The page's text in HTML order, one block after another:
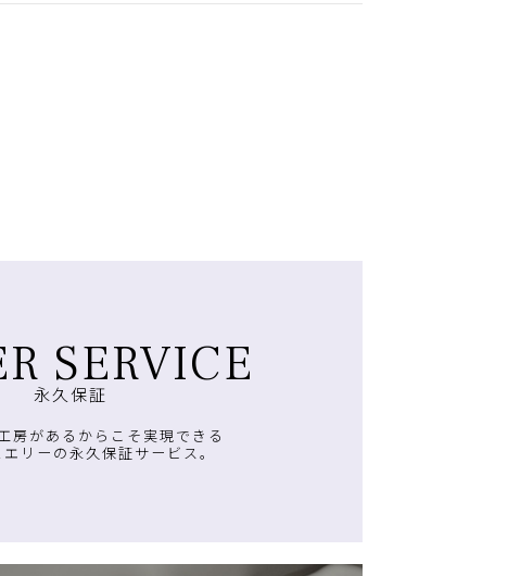
SERVICE
永久保証
房があるからこそ実現できる
リーの永久保証サービス。